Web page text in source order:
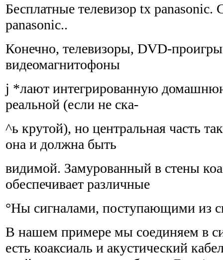
Бесплатные телевизор tx panasonic.
panasonic..
Конечно, телевизоры, DVD-
видеомагнитофоны
j *лают интегрированную
реальной (если не ска-
^ь крутой), но центральная часть
она и должна быть
видимой. Замурованный в стены
обеспечивает различные
°Ны сигналами, поступающими из
В нашем примере мы соединяем в
есть коаксиаль и акустический